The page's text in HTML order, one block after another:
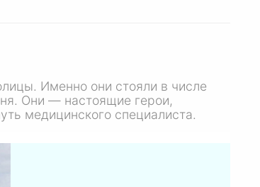
Именно они стояли в числе
Они — настоящие герои,
медицинского специалиста.